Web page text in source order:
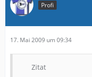
Profi
17. Mai 2009 um 09:34
Zitat